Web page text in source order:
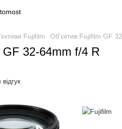
Fujifilm Об'єктив Fujifilm GF
32-64mm f/4 R